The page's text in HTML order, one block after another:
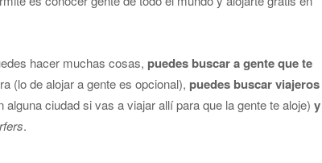
hacer muchas cosas, puedes buscar a gente que te
(lo de alojar a gente es opcional), puedes buscar viajeros
ciudad si vas a viajar allí para que la gente te aloje) y
.